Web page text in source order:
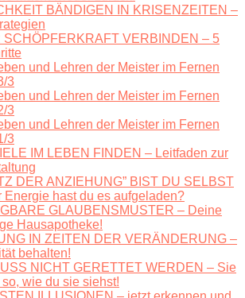
BÄNDIGEN IN KRISENZEITEN –
SCHÖPFERKRAFT VERBINDEN – 5
und Lehren der Meister im Fernen
3
und Lehren der Meister im Fernen
3
und Lehren der Meister im Fernen
3
IM LEBEN FINDEN – Leitfaden zur
DER ANZIEHUNG” BIST DU SELBST
Energie hast du es aufgeladen?
GLAUBENSMUSTER – Deine
Hausapotheke!
IN ZEITEN DER VERÄNDERUNG –
behalten!
NICHT GERETTET WERDEN – Sie
wie du sie siehst!